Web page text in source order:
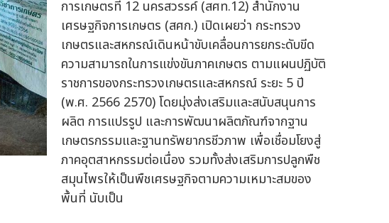
การเกษตรที่ 12 นครสวรรค์ (สศท.12) สำนักงาน
เศรษฐกิจการเกษตร (สศก.) เปิดเผยว่า กระทรวง
เกษตรและสหกรณ์เดินหน้าขับเคลื่อนการยกระดับขีด
ความสามารถในการแข่งขันภาคเกษตร ตามแผนปฏิบัติ
ราชการของกระทรวงเกษตรและสหกรณ์ ระยะ 5 ปี
(พ.ศ. 2566 2570) โดยมุ่งส่งเสริมและสนับสนุนการ
ผลิต การแปรรูป และการพัฒนาผลิตภัณฑ์จากฐาน
เกษตรกรรมและฐานทรัพยากรชีวภาพ เพื่อเชื่อมโยงสู่
ภาคอุตสาหกรรมต่อเนื่อง รวมทั้งส่งเสริมการปลูกพืช
สมุนไพรให้เป็นพืชเศรษฐกิจตามความเหมาะสมของ
พื้นที่ นับเป็น